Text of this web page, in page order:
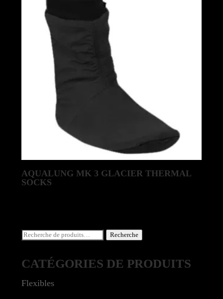
AQUALUNG MK 3 GLACIER THERMAL
SOCKS
Recherche
Recherche
CATÉGORIES DE PRODUITS
Flexibles